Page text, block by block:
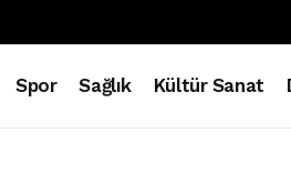
Spor Sağlık Kültür Sanat